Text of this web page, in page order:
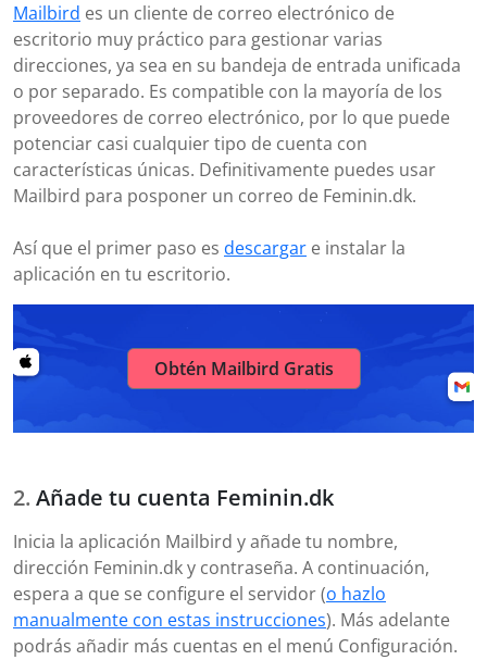
Mailbird es un cliente de correo electrónico de
escritorio muy práctico para gestionar varias
direcciones, ya sea en su bandeja de entrada unificada
o por separado. Es compatible con la mayoría de los
proveedores de correo electrónico, por lo que puede
potenciar casi cualquier tipo de cuenta con
características únicas. Definitivamente puedes usar
Mailbird para posponer un correo de Feminin.dk.
Así que el primer paso es descargar e instalar la
aplicación en tu escritorio.
Obtén Mailbird Gratis
Añade tu cuenta Feminin.dk
Inicia la aplicación Mailbird y añade tu nombre,
dirección Feminin.dk y contraseña. A continuación,
espera a que se configure el servidor (o hazlo
manualmente con estas instrucciones). Más adelante
podrás añadir más cuentas en el menú Configuración.